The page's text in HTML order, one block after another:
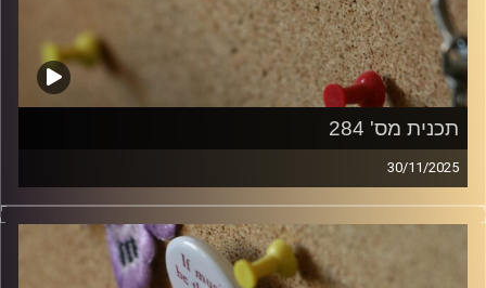
תכנית מס' 284
30/11/2025
קלאסיקות רוק עם אורן הוף
włodi